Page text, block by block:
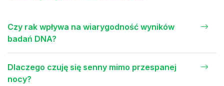
Czy rak wpływa na wiarygodność wyników
badań DNA?
Dlaczego czuję się senny mimo przespanej
nocy?